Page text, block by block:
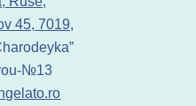
45, 7019,
№13